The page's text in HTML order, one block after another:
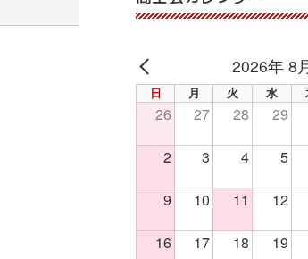
PREV
2026年 8
日 月 火 水
26 27 28 29
2 3 4 5
9 10 11 12
16 17 18 19